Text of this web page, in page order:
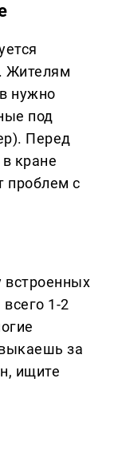
Жителям
нужно
под
Перед
кране
проблем с
встроенных
1-2
за
ищите